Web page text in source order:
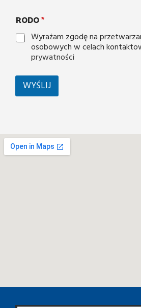
RODO*
Wyrażam zgodę na
osobowych w celach
prywatności
WYŚLIJ